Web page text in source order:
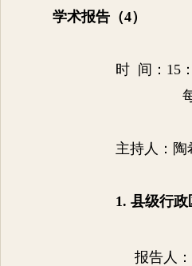
学术报告（4）
时 间： 15 ：
主持人：
1. 县级行政
报告人